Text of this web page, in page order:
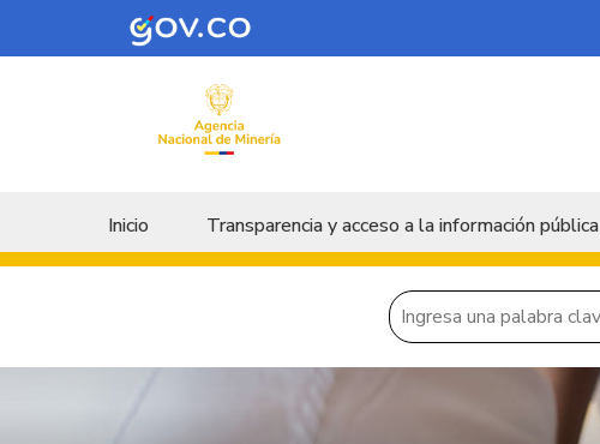
Skip to main content
Menu principal
Inicio Transparencia y acceso a la información pública